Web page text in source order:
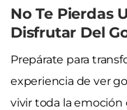
No Te Pierdas
Disfrutar Del
Prepárate para
experiencia de ver
vivir toda la emoción